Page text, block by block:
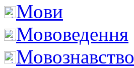
Мови
Мововедення
Мовознавство